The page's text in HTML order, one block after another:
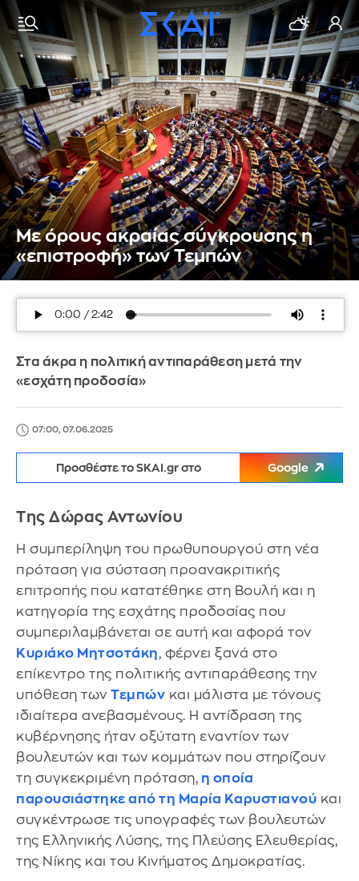
Με όρους ακραίας σύγκρουσης η
«επιστροφή» των Τεμπών
Στα άκρα η πολιτική αντιπαράθεση μετά την
«εσχάτη προδοσία»
07:00, 07.06.2025
Προσθέστε το SKAI.gr στο Google
Της Δώρας Αντωνίου
Η συμπερίληψη του πρωθυπουργού στη νέα
πρόταση για σύσταση προανακριτικής
επιτροπής που κατατέθηκε στη Βουλή και η
κατηγορία της εσχάτης προδοσίας που
συμπεριλαμβάνεται σε αυτή και αφορά τον
Κυριάκο Μητσοτάκη, φέρνει ξανά στο
επίκεντρο της πολιτικής αντιπαράθεσης την
υπόθεση των Τεμπών και μάλιστα με τόνους
ιδιαίτερα ανεβασμένους. Η αντίδραση της
κυβέρνησης ήταν οξύτατη εναντίον των
βουλευτών και των κομμάτων που στηρίζουν
τη συγκεκριμένη πρόταση, η οποία
παρουσιάστηκε από τη Μαρία Καρυστιανού και
συγκέντρωσε τις υπογραφές των βουλευτών
της Ελληνικής Λύσης, της Πλεύσης Ελευθερίας,
της Νίκης και του Κινήματος Δημοκρατίας.